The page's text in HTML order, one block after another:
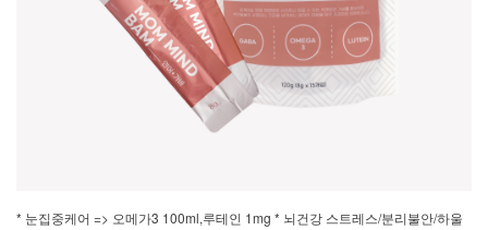
* 눈집중케어 => 오메가3 100ml,루테인 1mg * 뇌건강 스트레스/분리불안/하울